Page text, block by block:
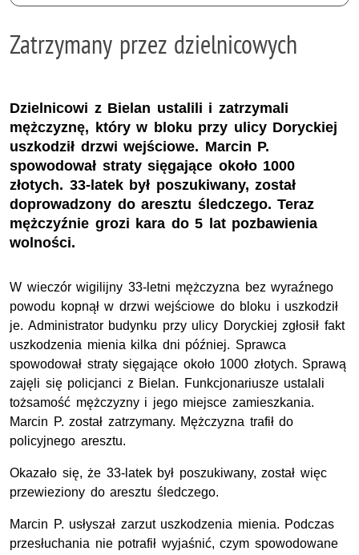
Zatrzymany przez dzielnicowych
Dzielnicowi z Bielan ustalili i zatrzymali
mężczyznę, który w bloku przy ulicy Doryckiej
uszkodził drzwi wejściowe. Marcin P.
spowodował straty sięgające około 1000
złotych. 33-latek był poszukiwany, został
doprowadzony do aresztu śledczego. Teraz
mężczyźnie grozi kara do 5 lat pozbawienia
wolności.
W wieczór wigilijny 33-letni mężczyzna bez wyraźnego
powodu kopnął w drzwi wejściowe do bloku i uszkodził
je. Administrator budynku przy ulicy Doryckiej zgłosił fakt
uszkodzenia mienia kilka dni później. Sprawca
spowodował straty sięgające około 1000 złotych. Sprawą
zajęli się policjanci z Bielan. Funkcjonariusze ustalali
tożsamość mężczyzny i jego miejsce zamieszkania.
Marcin P. został zatrzymany. Mężczyzna trafił do
policyjnego aresztu.
Okazało się, że 33-latek był poszukiwany, został więc
przewieziony do aresztu śledczego.
Marcin P. usłyszał zarzut uszkodzenia mienia. Podczas
przesłuchania nie potrafił wyjaśnić, czym spowodowane